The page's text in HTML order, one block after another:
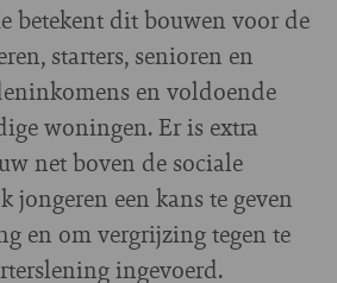
betekent dit bouwen voor de
starters, senioren en
en voldoende
woningen. Er is extra
net boven de sociale
jongeren een kans te geven
en om vergrijzing tegen te
ingevoerd.